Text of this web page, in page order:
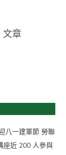
文章
八一建軍節 勞聯
座近 200 人參與